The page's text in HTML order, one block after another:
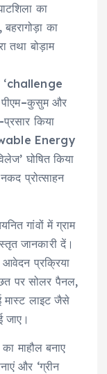
का
का
तथा बोड़ाम
‘challenge
पीएम–कुसुम और
किया
Energy
घोषित किया
प्रोत्साहन
गांवों में ग्राम
जानकारी दें।
प्रक्रिया
पर सोलर पैनल,
मास्ट लाइट जैसे
जाए।
माहौल बनाए
और ‘ग्रीन